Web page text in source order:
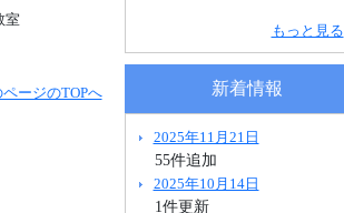
室
ページのTOPへ
もっと見る
新着情報
2025年11月21日
55件追加
2025年10月14日
1件更新